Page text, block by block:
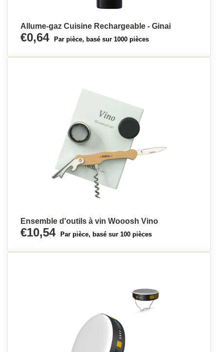
Allume-gaz Cuisine Rechargeable - Ginai
€0,64 Par pièce, basé sur 1000 pièces
Ensemble d'outils à vin Wooosh Vino
€10,54 Par pièce, basé sur 100 pièces